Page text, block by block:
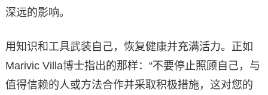
深远的影响。
用知识和工具武装自己，恢复健康并充满活力。正如
Marivic Villa博士指出的那样：“不要停止照顾自己，与
值得信赖的人或方法合作并采取积极措施，这对您的